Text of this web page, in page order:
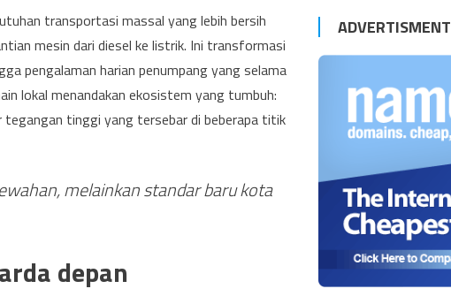
transportasi massal yang lebih bersih
mesin dari diesel ke listrik. Ini transformasi
pengalaman harian penumpang yang selama
lokal menandakan ekosistem yang tumbuh:
tegangan tinggi yang tersebar di beberapa titik
melainkan standar baru kota
depan
ADVERTISMENT